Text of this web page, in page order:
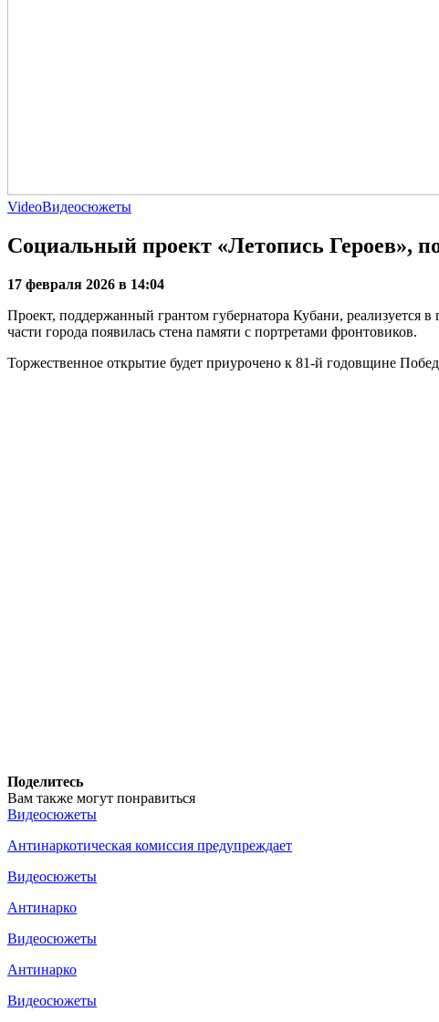
VideoВидеосюжеты
Социальный проект «Летопись Героев»,
17 февраля 2026 в 14:04
Проект, поддержанный грантом губернатора Кубани, реализуется
части города появилась стена памяти с портретами фронтовиков.
Торжественное открытие будет приурочено к 81-й годовщине
Поделитесь
Вам также могут понравиться
Видеосюжеты
Антинаркотическая комиссия предупреждает
Видеосюжеты
Антинарко
Видеосюжеты
Антинарко
Видеосюжеты